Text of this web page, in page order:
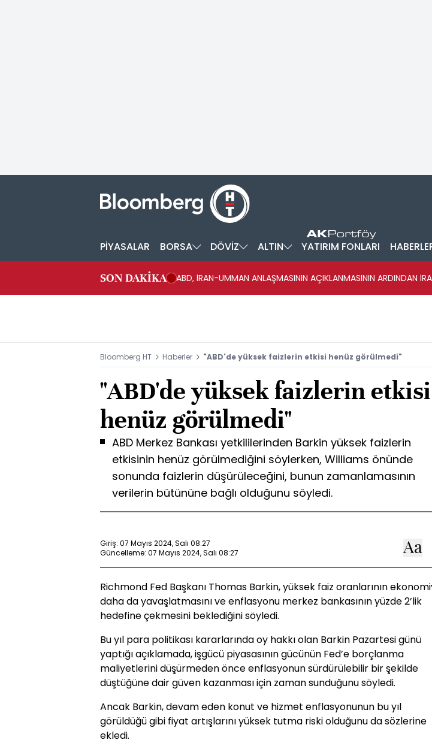
PİYASALAR BORSA DÖVİZ ALTIN YATIRIM FONLARI
SON DAKİKA ABD, İRAN-UMMAN ANLAŞMASININ AÇIKLANMASININ ARDINDAN
Bloomberg HT Haberler "ABD'de yüksek faizlerin etkisi henüz görülmedi"
"ABD'de yüksek faizlerin etkisi
henüz görülmedi"
ABD Merkez Bankası yetkililerinden Barkin yüksek faizlerin
etkisinin henüz görülmediğini söylerken, Williams önünde
sonunda faizlerin düşürüleceğini, bunun zamanlamasının
verilerin bütününe bağlı olduğunu söyledi.
Giriş: 07 Mayıs 2024, Salı 08:27
Güncelleme: 07 Mayıs 2024, Salı 08:27
Richmond Fed Başkanı Thomas Barkin, yüksek faiz oranlarının
daha da yavaşlatmasını ve enflasyonu merkez bankasının yüzde 2’lik
hedefine çekmesini beklediğini söyledi.
Bu yıl para politikası kararlarında oy hakkı olan Barkin Pazartesi günü
yaptığı açıklamada, işgücü piyasasının gücünün Fed’e borçlanma
maliyetlerini düşürmeden önce enflasyonun sürdürülebilir bir şekilde
düştüğüne dair güven kazanması için zaman sunduğunu söyledi.
Ancak Barkin, devam eden konut ve hizmet enflasyonunun bu yıl
görüldüğü gibi fiyat artışlarını yüksek tutma riski olduğunu da sözlerine
ekledi.